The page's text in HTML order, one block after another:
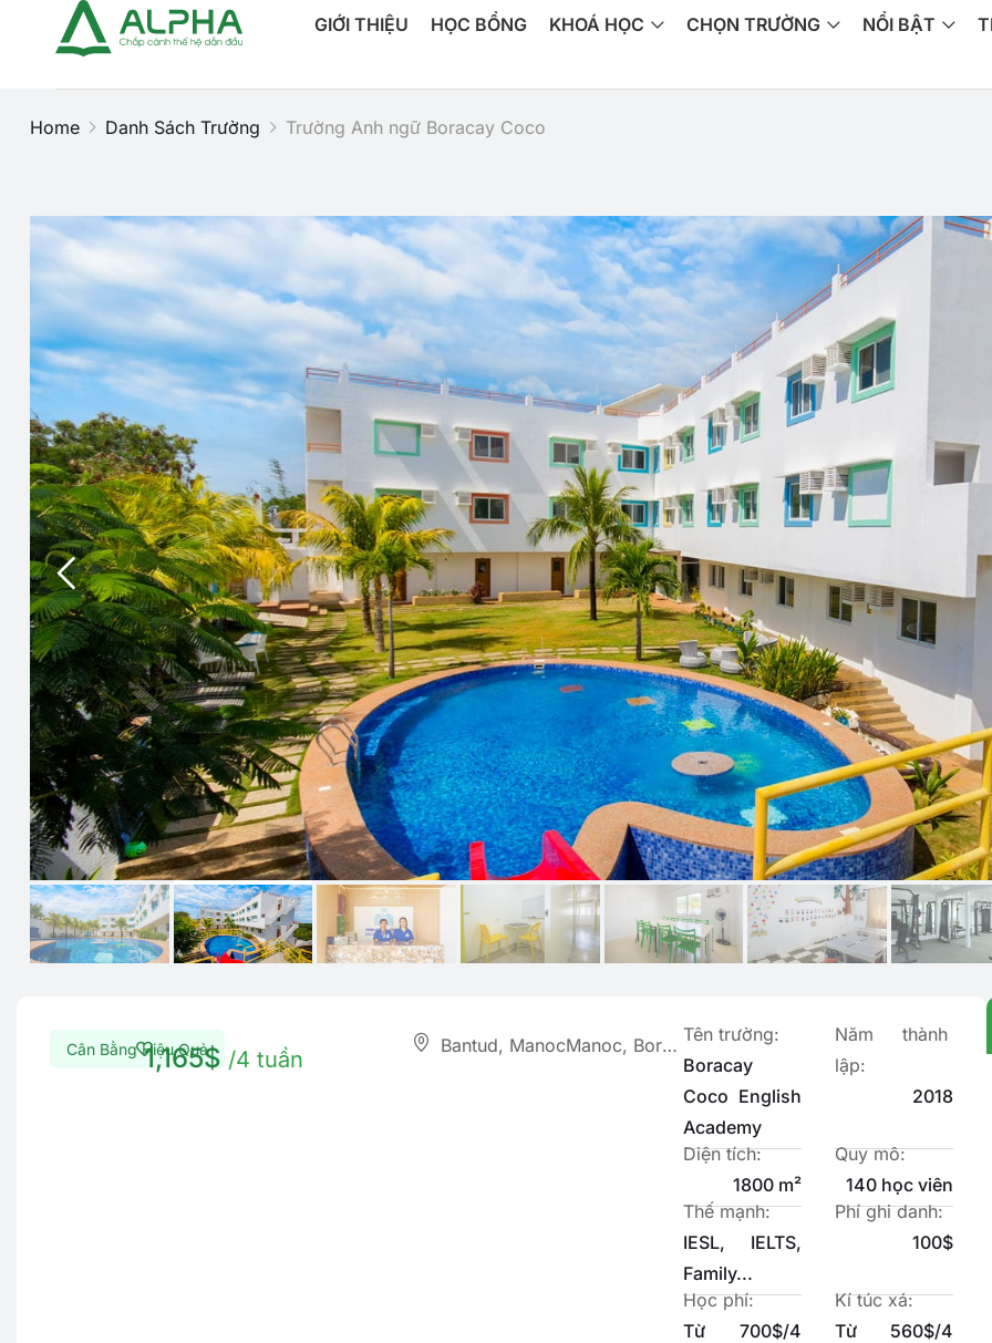
GIỚI THIỆU HỌC BỔNG KHOÁ HỌC CHỌN TRƯỜNG NỔI BẬT
Home Danh Sách Trường Trường Anh ngữ Boracay Coco
Cân Bằng Hiệu Quả
1,165$ /4 tuần
Bantud, ManocManoc, Boracay Island, Malay, Aklan, Philippines Tên trường:
Boracay
Coco English
Academy
Năm thành
lập:
2018
Diện tích:
1800 m²
Quy mô:
140 học viên
Thế mạnh:
IESL, IELTS,
Family...
Phí ghi danh:
100$
Học phí:
Từ 700$/4
Kí túc xá:
Từ 560$/4